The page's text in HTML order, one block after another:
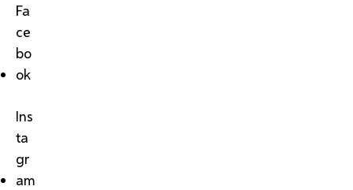
Fa
ce
bo
ok
Ins
ta
gr
am